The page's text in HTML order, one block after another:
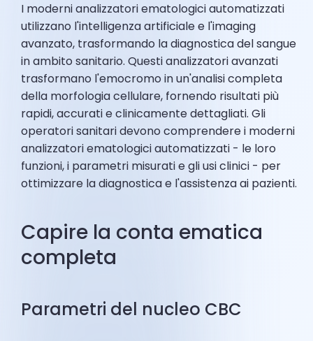
I moderni analizzatori ematologici automatizzati
utilizzano l'intelligenza artificiale e l'imaging
avanzato, trasformando la diagnostica del sangue
in ambito sanitario. Questi analizzatori avanzati
trasformano l'emocromo in un'analisi completa
della morfologia cellulare, fornendo risultati più
rapidi, accurati e clinicamente dettagliati. Gli
operatori sanitari devono comprendere i moderni
analizzatori ematologici automatizzati - le loro
funzioni, i parametri misurati e gli usi clinici - per
ottimizzare la diagnostica e l'assistenza ai pazienti.
Capire la conta ematica
completa
Parametri del nucleo CBC